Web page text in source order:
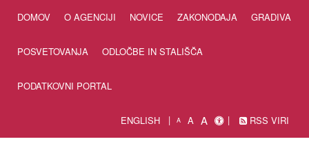
DOMOV O AGENCIJI NOVICE ZAKONODAJA GRADIVA
POSVETOVANJA ODLOČBE IN STALIŠČA
PODATKOVNI PORTAL
ENGLISH A A A RSS VIRI